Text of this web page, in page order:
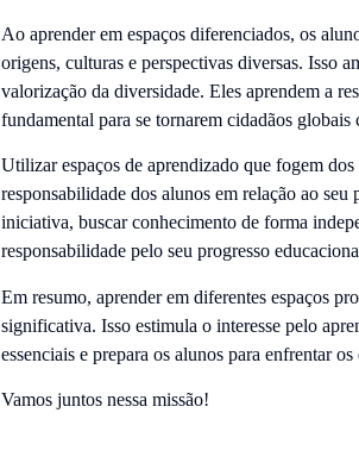
Ao aprender em espaços diferenciados, os
origens, culturas e perspectivas diversas. Isso
valorização da diversidade. Eles aprendem a
fundamental para se tornarem cidadãos globais
Utilizar espaços de aprendizado que fogem
responsabilidade dos alunos em relação ao
iniciativa, buscar conhecimento de forma
responsabilidade pelo seu progresso
Em resumo, aprender em diferentes espaços
significativa. Isso estimula o interesse pelo
essenciais e prepara os alunos para enfrentar
Vamos juntos nessa missão!